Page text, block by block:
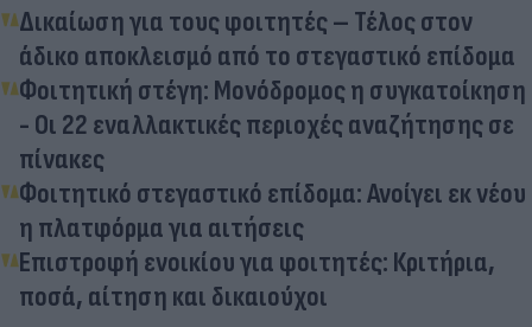
Δικαίωση για τους φοιτητές – Τέλος στον
άδικο αποκλεισμό από το στεγαστικό επίδομα
Φοιτητική στέγη: Μονόδρομος η συγκατοίκηση
- Οι 22 εναλλακτικές περιοχές αναζήτησης σε
πίνακες
Φοιτητικό στεγαστικό επίδομα: Ανοίγει εκ νέου
η πλατφόρμα για αιτήσεις
Επιστροφή ενοικίου για φοιτητές: Κριτήρια,
ποσά, αίτηση και δικαιούχοι